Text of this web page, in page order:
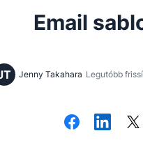
Email
Jenny Takahara Legutóbb